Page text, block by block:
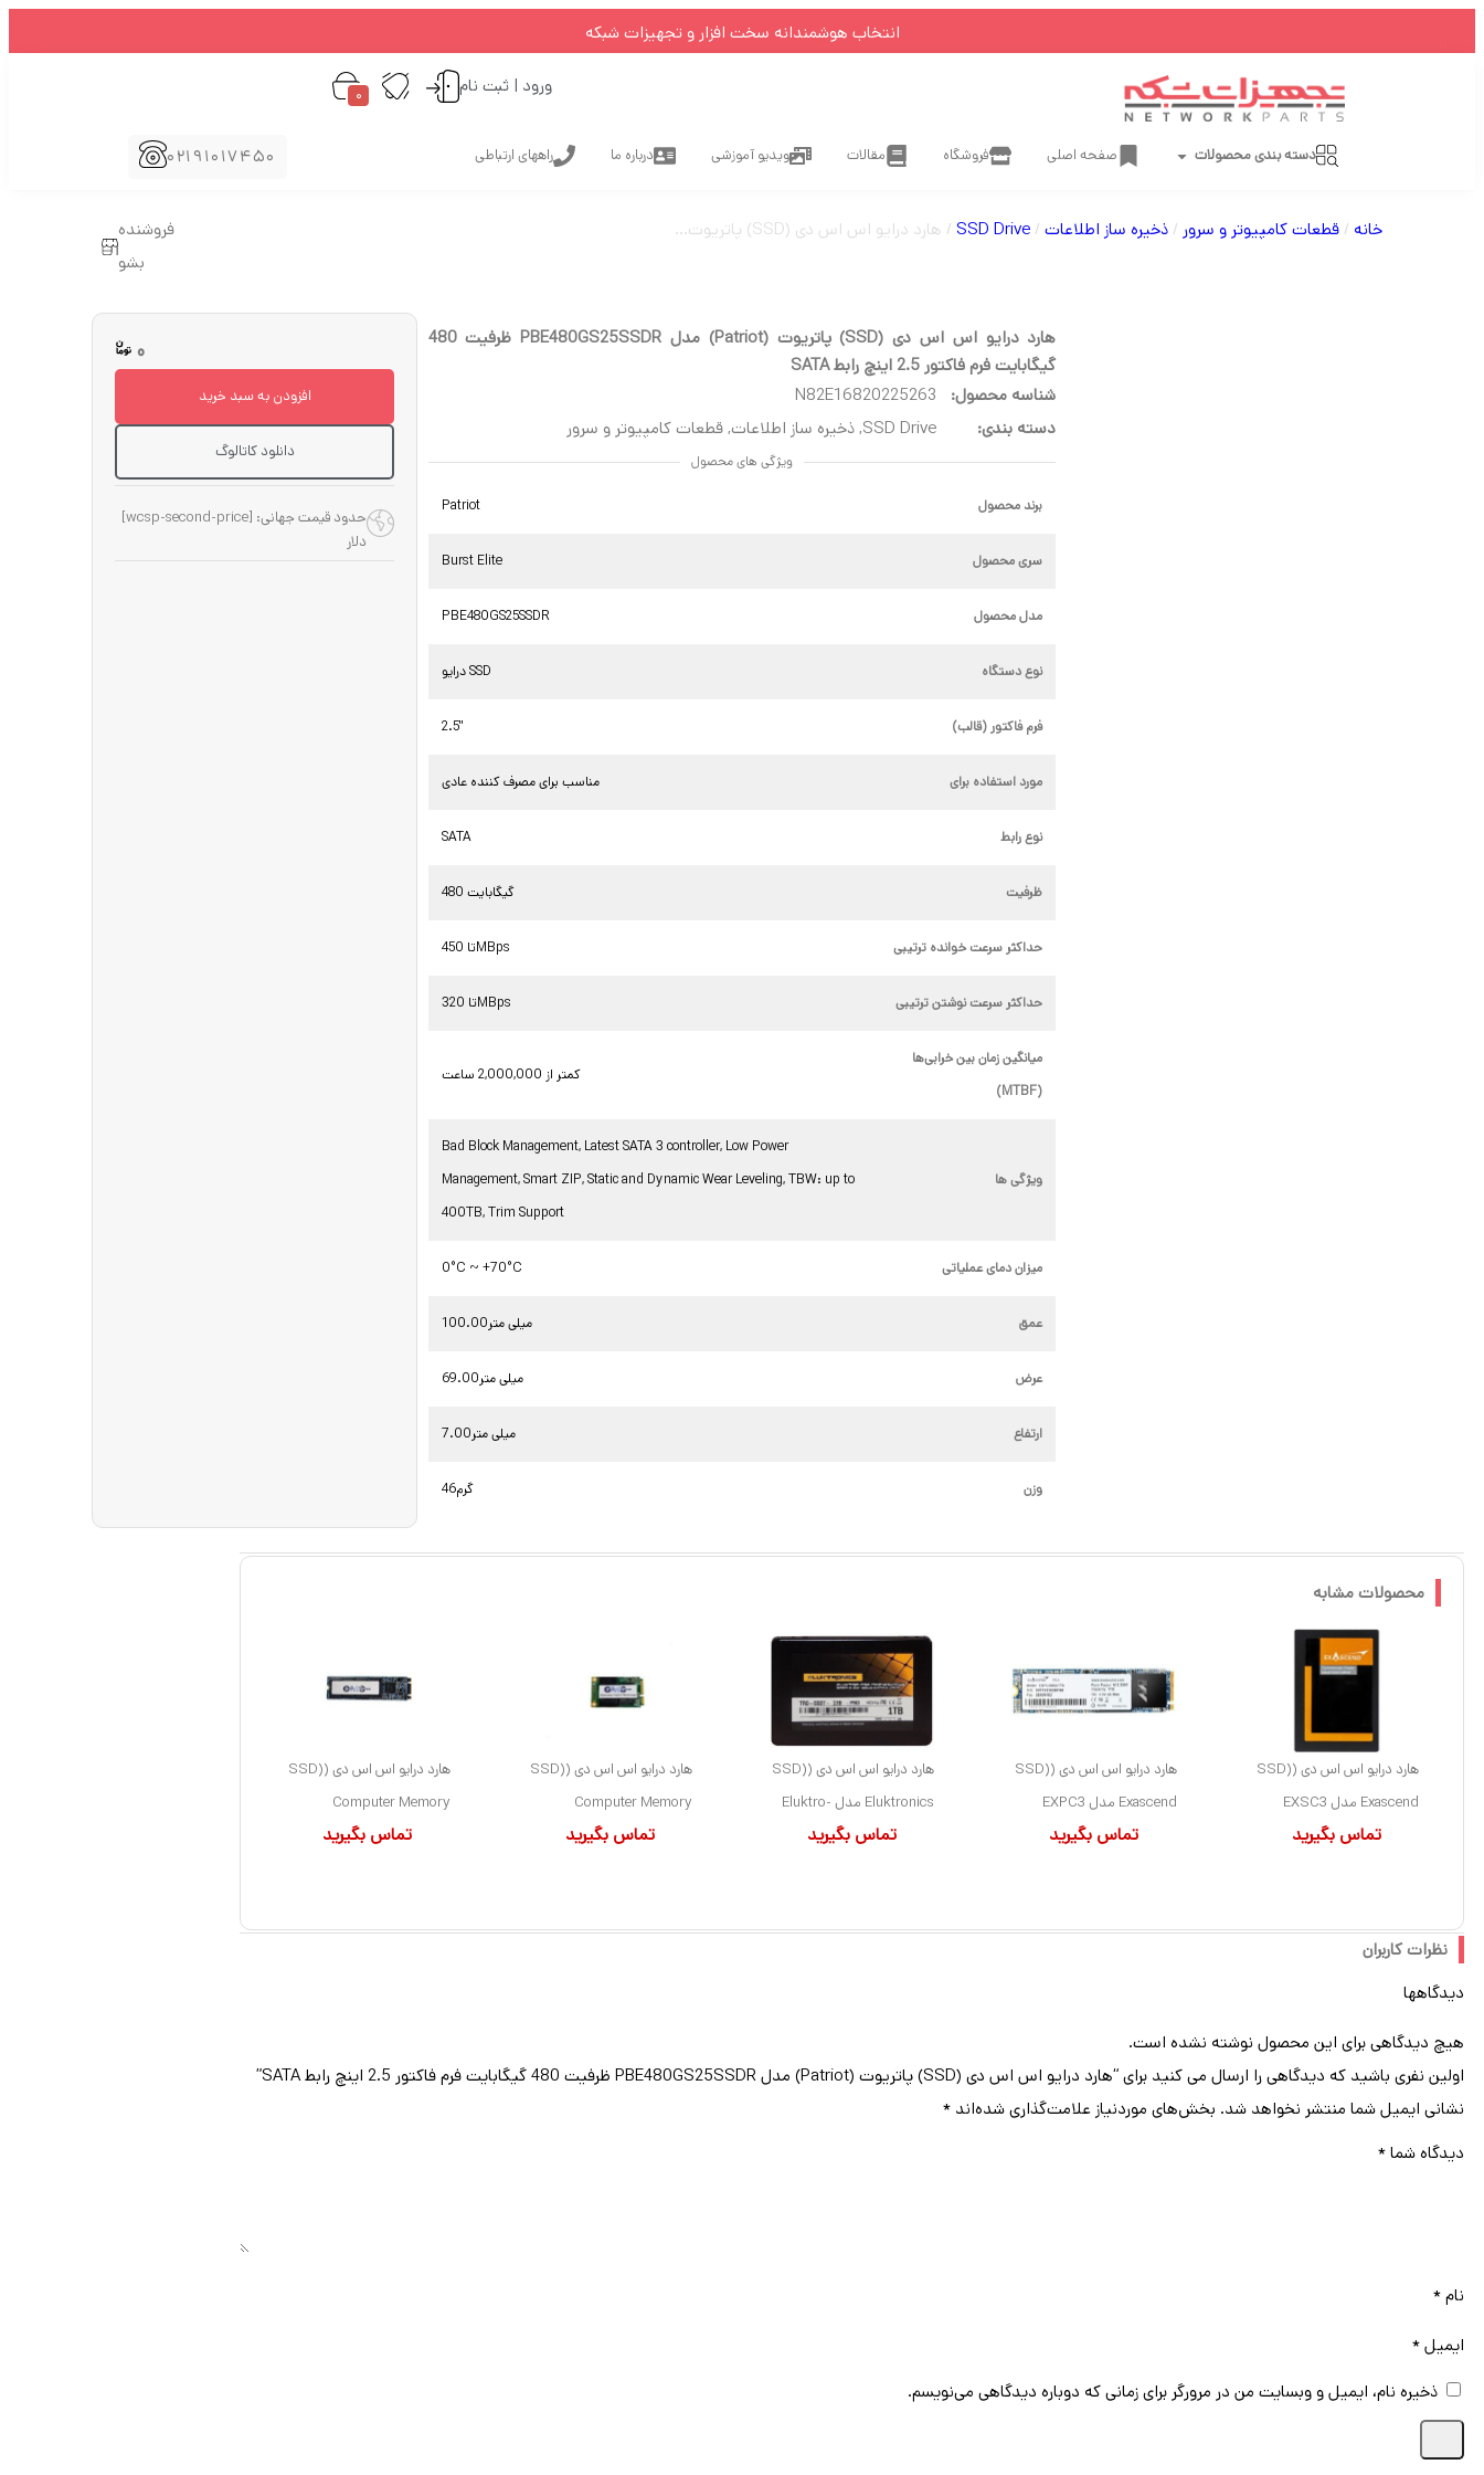
انتخاب هوشمندانه سخت افزار و تجهیزات شبکه
ورود | ثبت نام 0
دسته بندی محصولات صفحه اصلی فروشگاه مقالات ویدیو آموزشی درباره ما راههای ارتباطی 02191017450
خانه /قطعات کامپیوتر و سرور /ذخیره ساز اطلاعات /
SSD Drive / هارد درایو اس اس دی (SSD) پاتریوت (Patriot) مدل PBE480GS25SSDR ظرفیت 480 گیگابایت فرم فاکتور 2.5 اینچ رابط SATA
فروشنده
بشو
هارد درایو اس اس دی (SSD) پاتریوت (Patriot) مدل PBE480GS25SSDR ظرفیت 480
گیگابایت فرم فاکتور 2.5 اینچ رابط SATA
شناسه محصول:
N82E16820225263
دسته بندی:
SSD Drive
,ذخیره ساز اطلاعات,قطعات کامپیوتر و سرور
ویژگی های محصول
برند محصول Patriot
سری محصول Burst Elite
مدل محصول PBE480GS25SSDR
نوع دستگاه درایو SSD
فرم فاکتور (قالب) 2.5"
مورد استفاده برای مناسب برای مصرف کننده عادی
نوع رابط SATA
ظرفیت 480 گیگابایت
حداکثر سرعت خوانده ترتیبی تا 450MBps
حداکثر سرعت نوشتن ترتیبی تا 320MBps
میانگین زمان بین خرابی‌ها
(MTBF)
کمتر از 2,000,000 ساعت
ویژگی ها
Bad Block Management, Latest SATA 3 controller, Low Power
Management, Smart ZIP, Static and Dynamic Wear Leveling, TBW: up to
400TB, Trim Support
میزان دمای عملیاتی 0°C ~ +70°C
عمق 100.00میلی متر
عرض 69.00میلی متر
ارتفاع 7.00میلی متر
وزن 46گرم
0
افزودن به سبد خرید
دانلود کاتالوگ
حدود قیمت جهانی: [wcsp-second-price]
دلار
محصولات مشابه
هارد درایو اس اس دی (SSD)
Exascend مدل EXSC3
ظرفیت 1 ترابایت فرم فاکتور
تماس بگیرید
هارد درایو اس اس دی (SSD)
Exascend مدل EXPC3
ظرفیت 1 ترابایت فرم فاکتور
تماس بگیرید
هارد درایو اس اس دی (SSD)
Eluktronics مدل Eluktro-
Pro ظرفیت 1 ترابایت فرم
تماس بگیرید
هارد درایو اس اس دی (SSD)
Computer Memory
Solutions مدل
mSATA رابط mSATA
تماس بگیرید
هارد درایو اس اس دی (SSD)
Computer Memory
Solutions مدل
فاکتور M.2-2280 رابط
تماس بگیرید
نظرات کاربران
دیدگاهها
هیچ دیدگاهی برای این محصول نوشته نشده است.
اولین نفری باشید که دیدگاهی را ارسال می کنید برای “هارد درایو اس اس دی (SSD) پاتریوت (Patriot) مدل PBE480GS25SSDR ظرفیت 480 گیگابایت فرم فاکتور 2.5 اینچ رابط SATA”
نشانی ایمیل شما منتشر نخواهد شد. بخش‌های موردنیاز علامت‌گذاری شده‌اند *
دیدگاه شما*
نام*
ایمیل*
ذخیره نام، ایمیل و وبسایت من در مرورگر برای زمانی که دوباره دیدگاهی می‌نویسم.